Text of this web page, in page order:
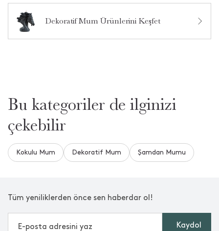
Ürün Hakkında Soru Sor
Dekoratif Mum Ürünlerini Keşfet
Bu kategoriler de ilginizi
çekebilir
Kokulu Mum Dekoratif Mum Şamdan Mumu
Tüm yeniliklerden önce sen haberdar ol!
Kaydol